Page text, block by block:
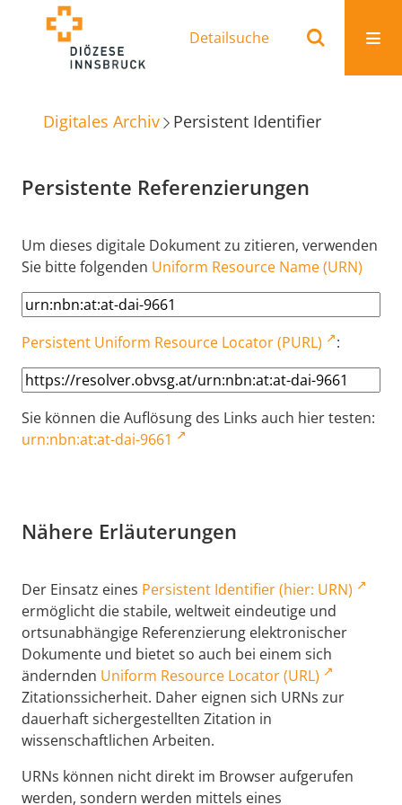
Detailsuche
Digitales Archiv Persistent Identifier
Persistente Referenzierungen
Um dieses digitale Dokument zu zitieren, verwenden
Sie bitte folgenden Uniform Resource Name (URN)
Persistent Uniform Resource Locator (PURL) :
Sie können die Auflösung des Links auch hier testen:
urn:nbn:at:at-dai-9661
Nähere Erläuterungen
Der Einsatz eines Persistent Identifier (hier: URN)
ermöglicht die stabile, weltweit eindeutige und
ortsunabhängige Referenzierung elektronischer
Dokumente und bietet so auch bei einem sich
ändernden Uniform Resource Locator (URL)
Zitationssicherheit. Daher eignen sich URNs zur
dauerhaft sichergestellten Zitation in
wissenschaftlichen Arbeiten.
URNs können nicht direkt im Browser aufgerufen
werden, sondern werden mittels eines